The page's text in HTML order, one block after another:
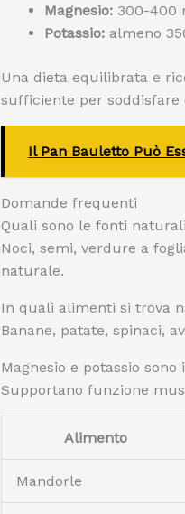
Magnesio: 300-400
Potassio: almeno
Una dieta equilibrata e
sufficiente per soddisfare
Il Pan Bauletto Può
Domande frequenti
Quali sono le fonti
Noci, semi, verdure a
naturale.
In quali alimenti si trova
Banane, patate, spinaci,
Magnesio e potassio
Supportano funzione
Alimento
Mandorle